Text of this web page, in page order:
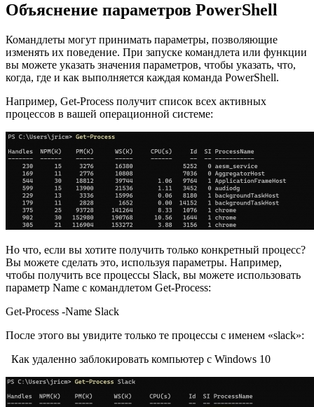
Объяснение параметров PowerShell
Командлеты могут принимать параметры, позволяющие
изменять их поведение. При запуске командлета или функции
вы можете указать значения параметров, чтобы указать, что,
когда, где и как выполняется каждая команда PowerShell.
Например, Get-Process получит список всех активных
процессов в вашей операционной системе:
Но что, если вы хотите получить только конкретный процесс?
Вы можете сделать это, используя параметры. Например,
чтобы получить все процессы Slack, вы можете использовать
параметр Name с командлетом Get-Process:
Get-Process -Name Slack
После этого вы увидите только те процессы с именем «slack»:
Как удаленно заблокировать компьютер с Windows 10